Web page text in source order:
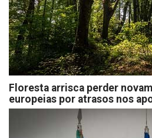
Floresta arrisca perder
europeias por atrasos nos